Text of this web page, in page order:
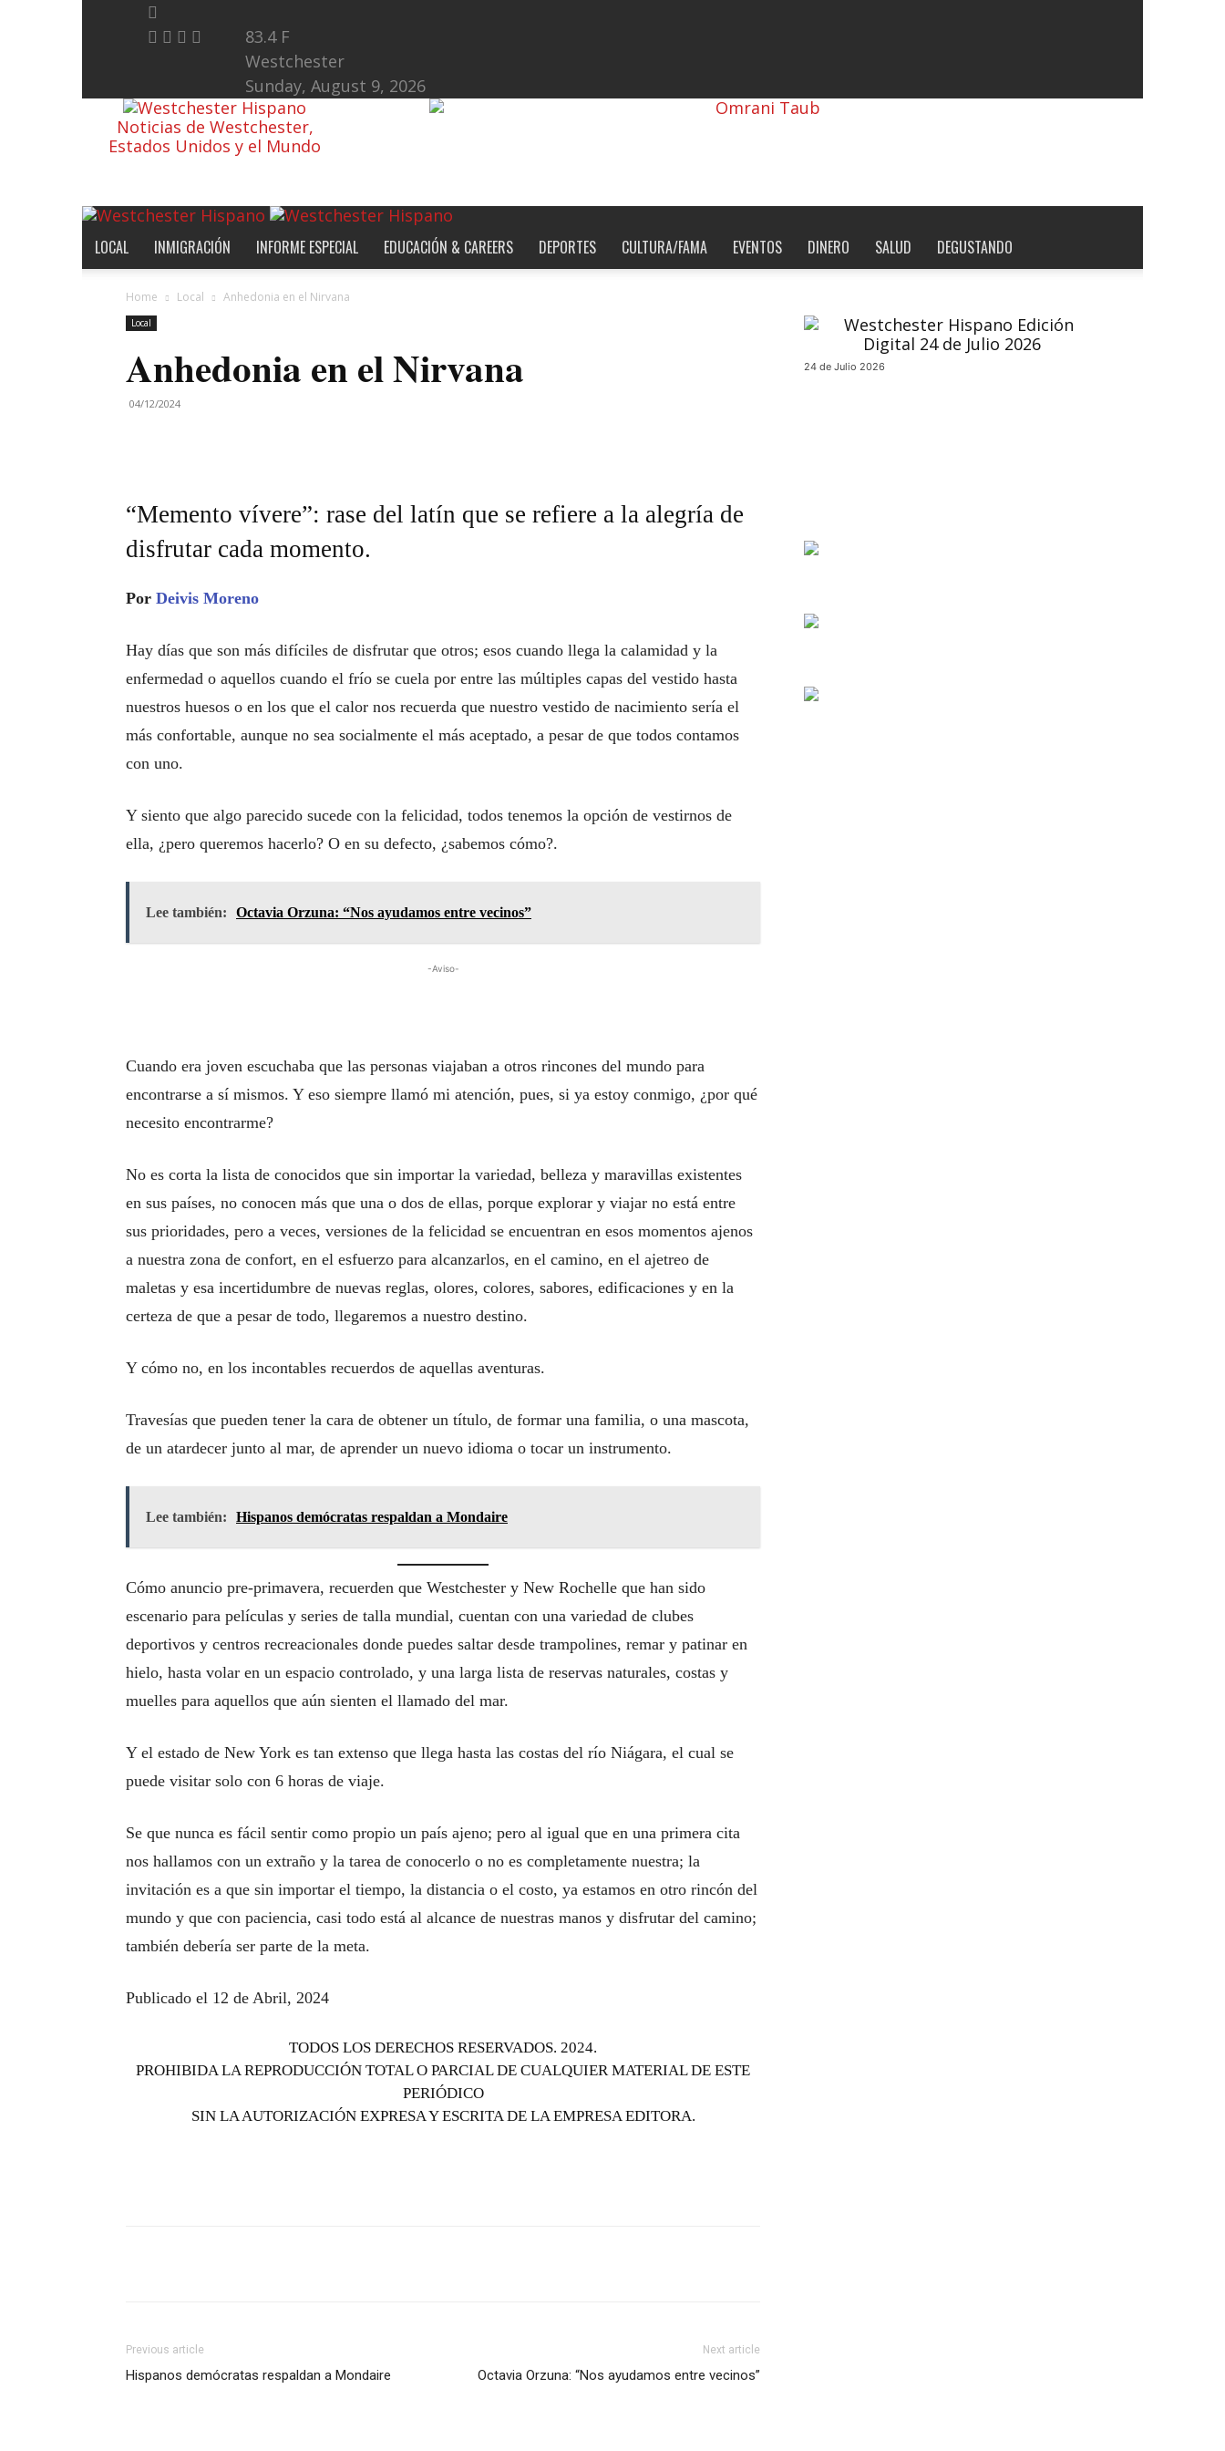
83.4 F
Westchester
Sunday, August 9, 2026
Noticias de Westchester,
Estados Unidos y el Mundo
LOCAL INMIGRACIÓN INFORME ESPECIAL EDUCACIÓN & CAREERS DEPORTES CULTURA/FAMA EVENTOS DINERO SALUD DEGUSTANDO
Home Local Anhedonia en el Nirvana
Local
Anhedonia en el Nirvana
04/12/2024
“Memento vívere”: rase del latín que se refiere a la alegría de
disfrutar cada momento.
Por Deivis Moreno
Hay días que son más difíciles de disfrutar que otros; esos cuando llega la calamidad y la
enfermedad o aquellos cuando el frío se cuela por entre las múltiples capas del vestido hasta
nuestros huesos o en los que el calor nos recuerda que nuestro vestido de nacimiento sería el
más confortable, aunque no sea socialmente el más aceptado, a pesar de que todos contamos
con uno.
Y siento que algo parecido sucede con la felicidad, todos tenemos la opción de vestirnos de
ella, ¿pero queremos hacerlo? O en su defecto, ¿sabemos cómo?.
Lee también: Octavia Orzuna: “Nos ayudamos entre vecinos”
-Aviso-
Cuando era joven escuchaba que las personas viajaban a otros rincones del mundo para
encontrarse a sí mismos. Y eso siempre llamó mi atención, pues, si ya estoy conmigo, ¿por qué
necesito encontrarme?
No es corta la lista de conocidos que sin importar la variedad, belleza y maravillas existentes
en sus países, no conocen más que una o dos de ellas, porque explorar y viajar no está entre
sus prioridades, pero a veces, versiones de la felicidad se encuentran en esos momentos ajenos
a nuestra zona de confort, en el esfuerzo para alcanzarlos, en el camino, en el ajetreo de
maletas y esa incertidumbre de nuevas reglas, olores, colores, sabores, edificaciones y en la
certeza de que a pesar de todo, llegaremos a nuestro destino.
Y cómo no, en los incontables recuerdos de aquellas aventuras.
Travesías que pueden tener la cara de obtener un título, de formar una familia, o una mascota,
de un atardecer junto al mar, de aprender un nuevo idioma o tocar un instrumento.
Lee también: Hispanos demócratas respaldan a Mondaire
Cómo anuncio pre-primavera, recuerden que Westchester y New Rochelle que han sido
escenario para películas y series de talla mundial, cuentan con una variedad de clubes
deportivos y centros recreacionales donde puedes saltar desde trampolines, remar y patinar en
hielo, hasta volar en un espacio controlado, y una larga lista de reservas naturales, costas y
muelles para aquellos que aún sienten el llamado del mar.
Y el estado de New York es tan extenso que llega hasta las costas del río Niágara, el cual se
puede visitar solo con 6 horas de viaje.
Se que nunca es fácil sentir como propio un país ajeno; pero al igual que en una primera cita
nos hallamos con un extraño y la tarea de conocerlo o no es completamente nuestra; la
invitación es a que sin importar el tiempo, la distancia o el costo, ya estamos en otro rincón del
mundo y que con paciencia, casi todo está al alcance de nuestras manos y disfrutar del camino;
también debería ser parte de la meta.
Publicado el 12 de Abril, 2024
TODOS LOS DERECHOS RESERVADOS. 2024.
PROHIBIDA LA REPRODUCCIÓN TOTAL O PARCIAL DE CUALQUIER MATERIAL DE ESTE
PERIÓDICO
SIN LA AUTORIZACIÓN EXPRESA Y ESCRITA DE LA EMPRESA EDITORA.
Previous article
Hispanos demócratas respaldan a Mondaire
Next article
Octavia Orzuna: “Nos ayudamos entre vecinos”
24 de Julio 2026